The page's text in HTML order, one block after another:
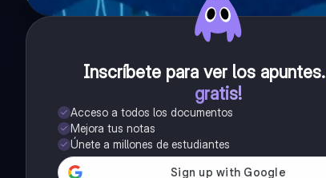
Inscríbete para ver los apuntes.
gratis!
Acceso a todos los documentos
Mejora tus notas
Únete a millones de estudiantes